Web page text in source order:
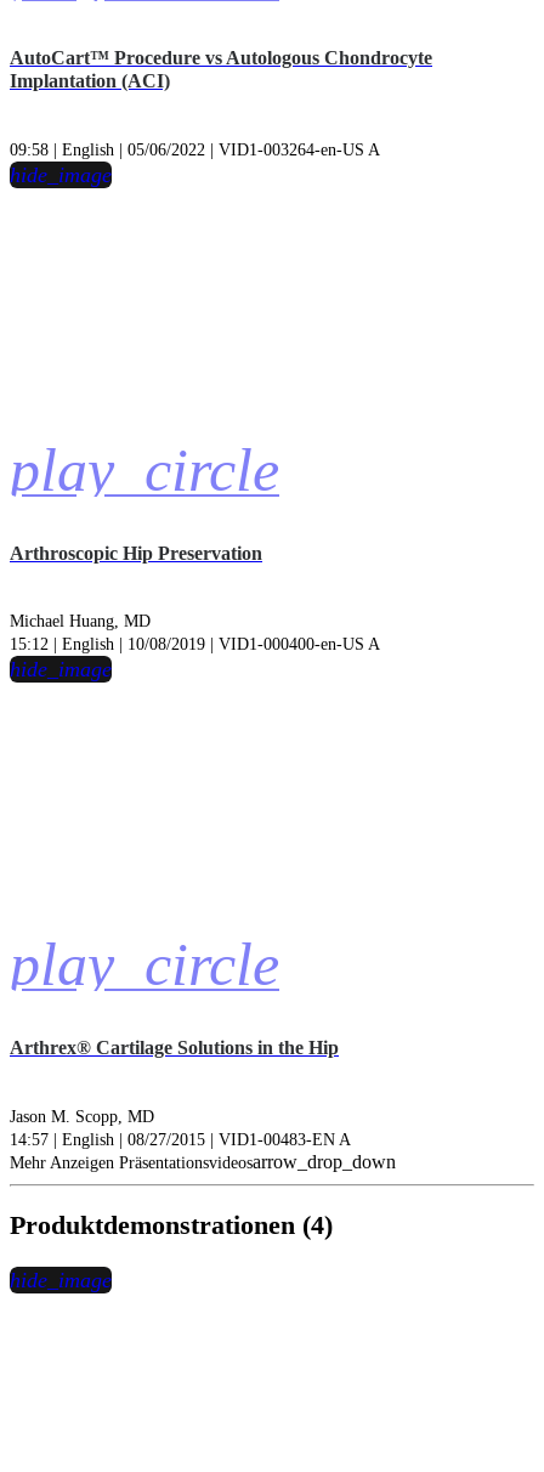
AutoCart™ Procedure vs Autologous Chondrocyte
Implantation (ACI)
09:58 | English | 05/06/2022 | VID1-003264-en-US A
play_circle
hide_image
Arthroscopic Hip Preservation
Michael Huang, MD
15:12 | English | 10/08/2019 | VID1-000400-en-US A
play_circle
hide_image
Arthrex® Cartilage Solutions in the Hip
Jason M. Scopp, MD
14:57 | English | 08/27/2015 | VID1-00483-EN A
Mehr Anzeigen Präsentationsvideosarrow_drop_down
Produktdemonstrationen (4)
hide_image